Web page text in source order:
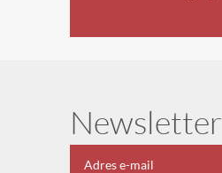
Newsletter